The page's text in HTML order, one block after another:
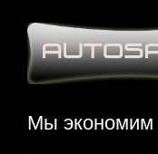
Мы экономим